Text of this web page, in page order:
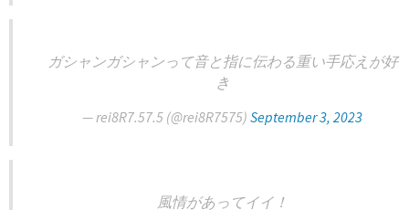
ガシャンガシャンって音と指に伝わる重い手応えが好
き
— rei8R7.57.5 (@rei8R7575) September 3, 2023
風情があってイイ！